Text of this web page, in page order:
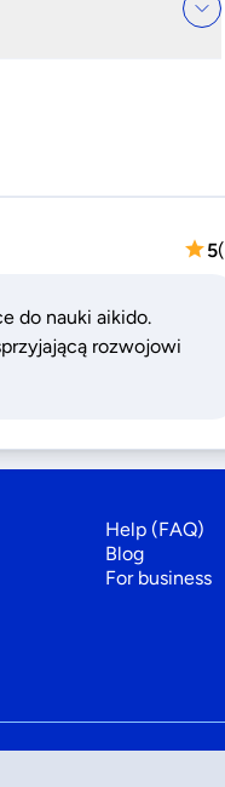
5(
do nauki aikido.
rozwojowi
Help (FAQ)
Blog
For business